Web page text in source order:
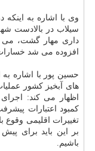
وی با اشاره به
سیلاب در بالادست
داری مهار گشت، می
افزوده می شد
های آبخیز كشور
اظهار می كند:
كمبود اعتبارات
تغییرات اقلیمی وقوع
بر این باید برای
باشیم.